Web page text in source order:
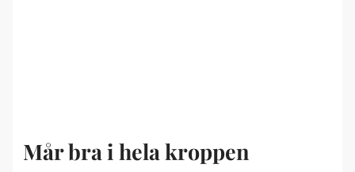
Mår bra i hela kroppen